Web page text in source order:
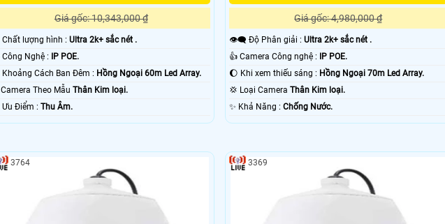
Giá gốc: 10,343,000 ₫
️👀 Chất lượng hình :Ultra 2k+ sắc nét .
👍 Công Nghệ : IP POE.
🔦 Khoảng Cách Ban Đêm : Hồng Ngoại 60m Led Array.
❄ Camera Theo MẫuThân Kim loại.
️💫 Ưu Điểm :Thu Âm.
Giá gốc: 4,980,000 ₫
👁️‍🗨 Độ Phân giải : Ultra 2k+ sắc nét .
👍 Camera Công nghệ : IP POE.
🌔 Khi xem thiếu sáng : Hồng Ngoại 70m Led Array.
💢 Loại Camera Thân Kim loại.
️✨ Khả Năng : Chống Nước.
3764 3369